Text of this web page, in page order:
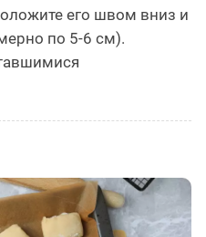
его швом вниз и
по 5-6 см).